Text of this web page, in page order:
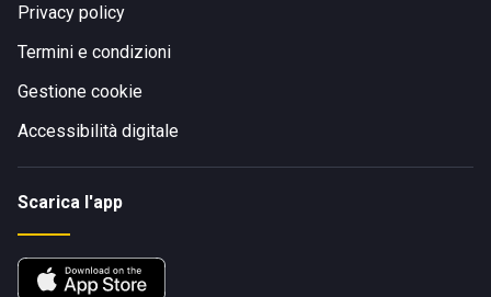
Privacy policy
Termini e condizioni
Gestione cookie
Accessibilità digitale
Scarica l'app